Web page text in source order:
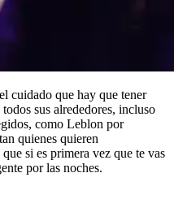
cuidado que hay que tener
sus alrededores, incluso
como Leblon por
quienes quieren
si es primera vez que te vas
por las noches.